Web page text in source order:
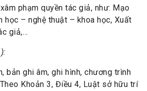
phạm quyền tác giả, như: Mạo
– nghệ thuật – khoa học, Xuất
giả,…
bản ghi âm, ghi hình, chương trình
Khoản 3, Điều 4, Luật sở hữu trí